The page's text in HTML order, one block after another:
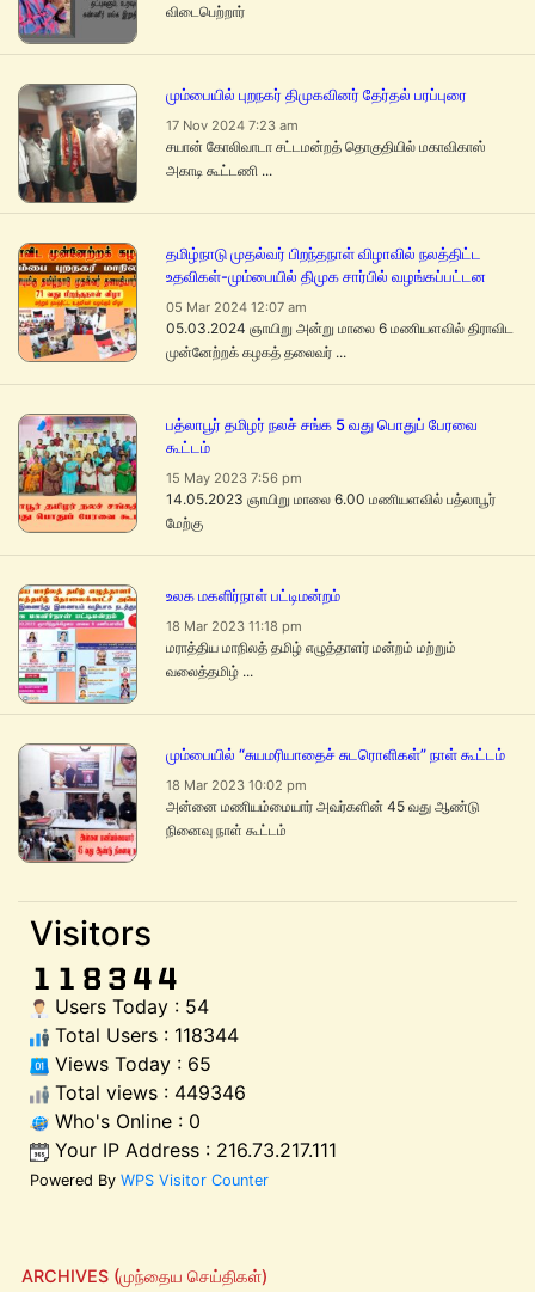
விடைபெற்றார்
மும்பையில் புறநகர் திமுகவினர் தேர்தல் பரப்புரை
17 Nov 2024 7:23 am
சயான் கோலிவாடா சட்டமன்றத் தொகுதியில் மகாவிகாஸ்
அகாடி கூட்டணி ...
தமிழ்நாடு முதல்வர் பிறந்தநாள் விழாவில் நலத்திட்ட
உதவிகள்-மும்பையில் திமுக சார்பில் வழங்கப்பட்டன
05 Mar 2024 12:07 am
05.03.2024 ஞாயிறு அன்று மாலை 6 மணியளவில் திராவிட
முன்னேற்றக் கழகத் தலைவர் ...
பத்லாபூர் தமிழர் நலச் சங்க 5 வது பொதுப் பேரவை
கூட்டம்
15 May 2023 7:56 pm
14.05.2023 ஞாயிறு மாலை 6.00 மணியளவில் பத்லாபூர்
மேற்கு
உலக மகளிர்நாள் பட்டிமன்றம்
18 Mar 2023 11:18 pm
மராத்திய மாநிலத் தமிழ் எழுத்தாளர் மன்றம் மற்றும்
வலைத்தமிழ் ...
மும்பையில் “சுயமரியாதைச் சுடரொளிகள்” நாள் கூட்டம்
18 Mar 2023 10:02 pm
அன்னை மணியம்மையார் அவர்களின் 45 வது ஆண்டு
நினைவு நாள் கூட்டம்
Visitors
Users Today : 54
Total Users : 118344
Views Today : 65
Total views : 449346
Who's Online : 0
Your IP Address : 216.73.217.111
Powered By WPS Visitor Counter
ARCHIVES (முந்தைய செய்திகள்)